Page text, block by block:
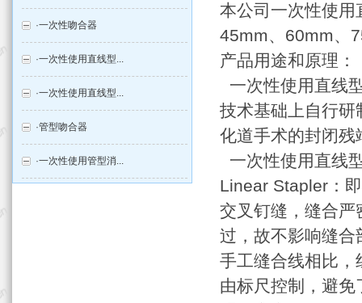
本公司一次性使
45mm、60mm、
产品用途和原理：
一次性使用直线
技术基础上自行
化道手术的封闭残
一次性使用直线
Linear Stapler：
交叉钉缝，缝合严
过，故不影响缝合
手工缝合线相比，
由标尺控制，避
·一次性吻合器
·一次性使用直线型...
·一次性使用直线型...
·管型吻合器
·一次性使用管型消...